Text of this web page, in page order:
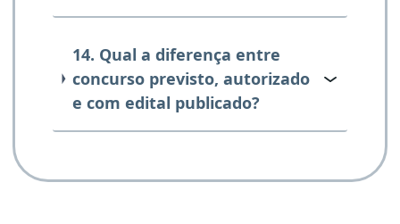
14. Qual a diferença entre
concurso previsto, autorizado
e com edital publicado?